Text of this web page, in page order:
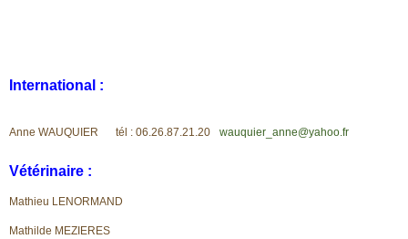
International :
Anne WAUQUIER tél : 06.26.87.21.20 wauquier_anne@yahoo.fr
Vétérinaire :
Mathieu LENORMAND
Mathilde MEZIERES